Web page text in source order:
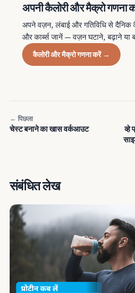
अपनी कैलोरी और मैक्रो गणना
अपने वज़न, लंबाई और गतिविधि से दैनिक
और कार्ब्स जानें — वज़न घटाने, बढ़ाने या
कैलोरी और मैक्रो गणना करें →
← पिछला
चेस्ट बनाने का खास वर्कआउट
व्हे
संबंधित लेख